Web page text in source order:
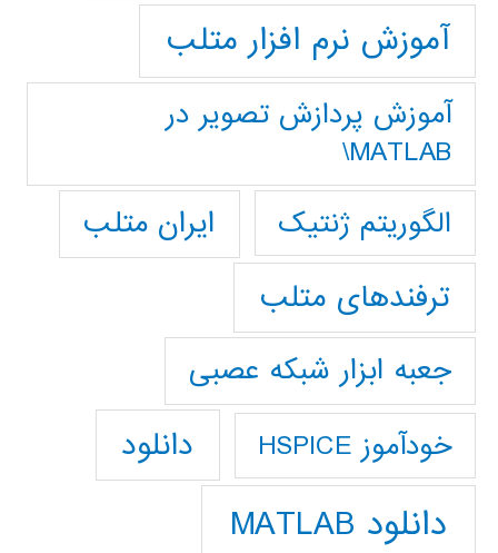
آموزش نرم افزار متلب
آموزش پردازش تصوير در
MATLAB\
الگوریتم ژنتیک
ایران متلب
ترفندهای متلب
جعبه ابزار شبکه عصبی
خودآموز HSPICE دانلود
دانلود MATLAB